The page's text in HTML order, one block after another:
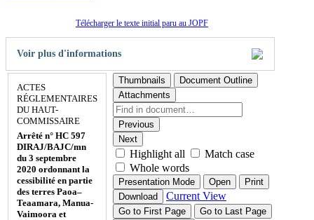
Télécharger le texte initial paru au JOPF
Voir plus d'informations
ACTES
RÉGLEMENTAIRES
DU HAUT-
COMMISSAIRE
Arrêté n° HC 597
DIRAJ/BAJC/mn
du 3 septembre
2020 ordonnant la
cessibilité en partie
des terres Paoa–
Teaamara, Manua-
Vaimoora et
Thumbnails
Document Outline
Attachments
Previous
Next
Highlight all
Match case
Whole words
Presentation Mode Open
Print
Download
Current View
Go to First Page
Go to Last Page